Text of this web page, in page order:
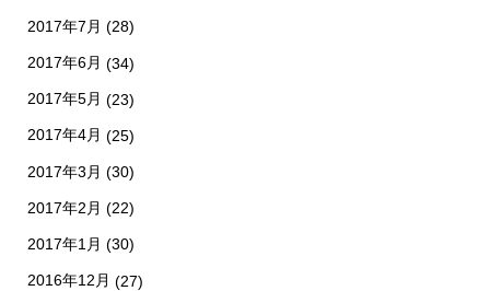
2017年7月 (28)
2017年6月 (34)
2017年5月 (23)
2017年4月 (25)
2017年3月 (30)
2017年2月 (22)
2017年1月 (30)
2016年12月 (27)